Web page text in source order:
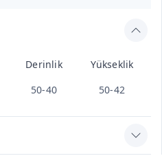
Derinlik
Yükseklik
50-40 50-42